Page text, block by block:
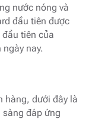
nước nóng và
đầu tiên được
tiên của
nay.
hàng, dưới đây là
sàng đáp ứng